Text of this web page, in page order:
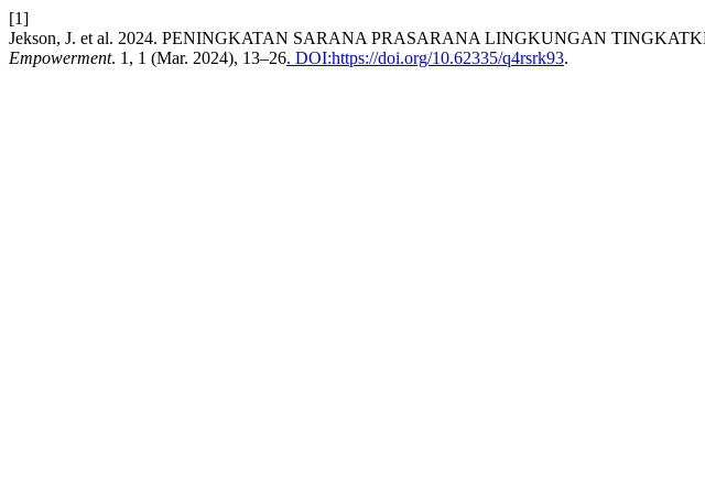
[1]
Jekson, J. et al. 2024. PENINGKATAN SARANA PRASARANA LINGKUNGAN
Empowerment. 1, 1 (Mar. 2024), 13–26. DOI:https://doi.org/10.62335/q4rsrk93.